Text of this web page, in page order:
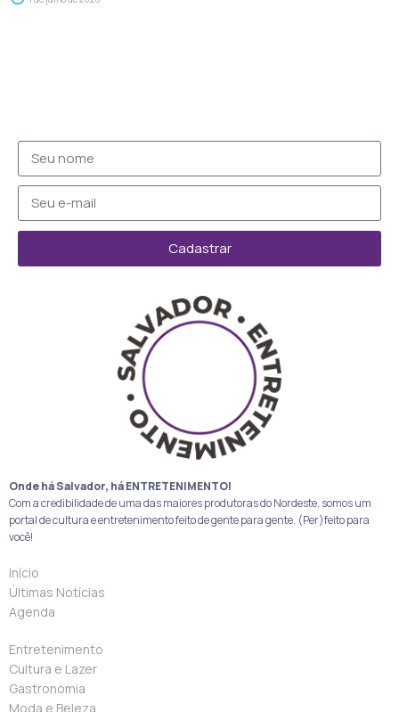
Cadastrar
Onde há Salvador, há ENTRETENIMENTO!
Com a credibilidade de uma das maiores produtoras do Nordeste, somos um
portal de cultura e entretenimento feito de gente para gente. (Per)feito para
você!
Início
Últimas Notícias
Agenda
Entretenimento
Cultura e Lazer
Gastronomia
Moda e Beleza